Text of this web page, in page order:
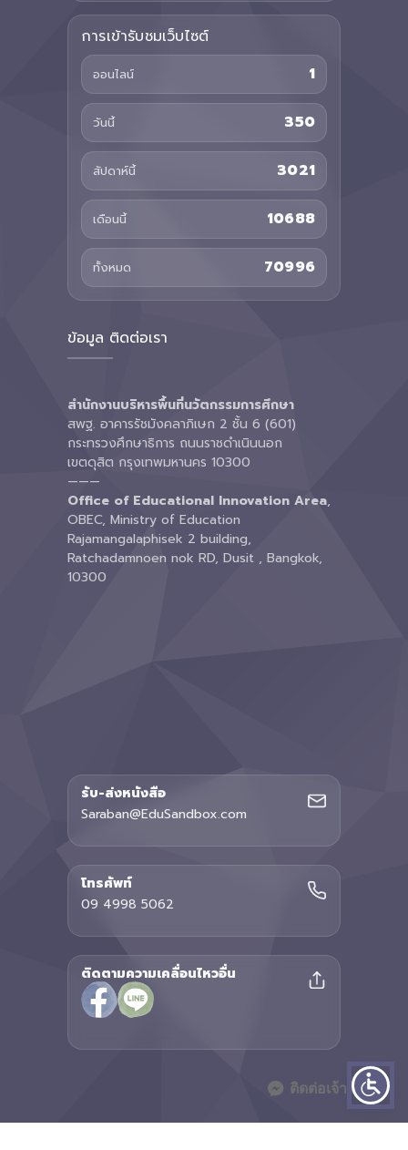
การเข้ารับชมเว็บไซต์
ออนไลน์ 1
วันนี้ 350
สัปดาห์นี้ 3021
เดือนนี้ 10688
ทั้งหมด 70996
ข้อมูล ติดต่อเรา
สำนักงานบริหารพื้นที่นวัตกรรมการศึกษา
สพฐ. อาคารรัชมังคลาภิเษก 2 ชั้น 6 (601)
กระทรวงศึกษาธิการ ถนนราชดำเนินนอก
เขตดุสิต กรุงเทพมหานคร 10300
———
Office of Educational Innovation Area,
OBEC, Ministry of Education
Rajamangalaphisek 2 building,
Ratchadamnoen nok RD, Dusit , Bangkok,
10300
รับ-ส่งหนังสือ
Saraban@EduSandbox.com
โทรศัพท์
09 4998 5062
ติดตามความเคลื่อนไหวอื่น
ติดต่อเจ้าหน้าที่